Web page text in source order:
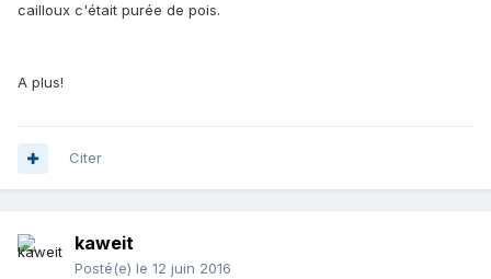
cailloux c'était purée de pois.
A plus!
Citer
kaweit
Posté(e) le 12 juin 2016